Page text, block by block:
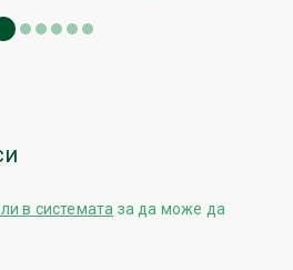
в системата за да може да